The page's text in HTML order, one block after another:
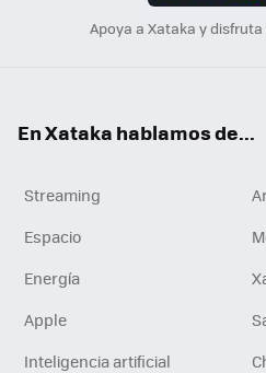
Apoya a Xataka y
En Xataka hablamos de...
Streaming
Espacio
Energía
Apple
Inteligencia artificial